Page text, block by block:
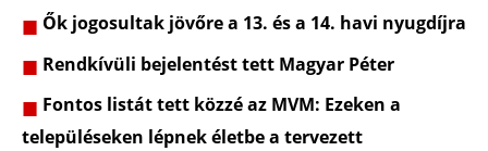
Ők jogosultak jövőre a 13. és a 14. havi nyugdíjra
Rendkívüli bejelentést tett Magyar Péter
Fontos listát tett közzé az MVM: Ezeken a
településeken lépnek életbe a tervezett